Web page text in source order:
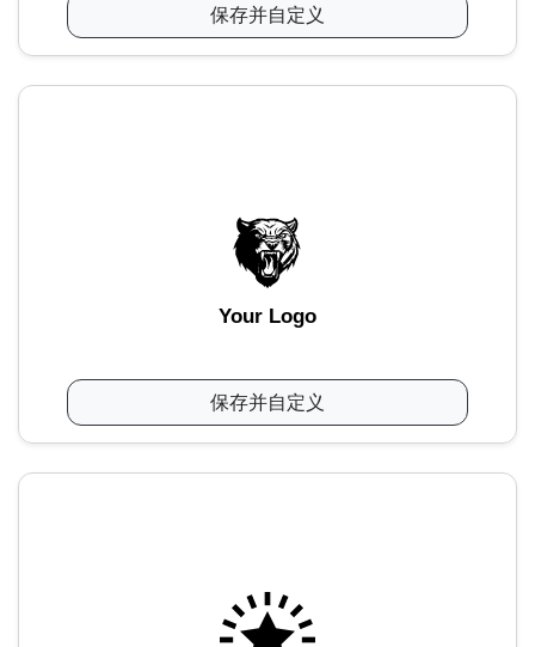
保存并自定义
Your Logo
保存并自定义